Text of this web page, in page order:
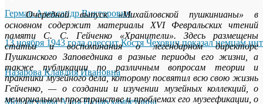
Герман Александр Викторович
13 ноября 1943 года одессит Костя Чехович показал немцам
Назарова Клавдия Ивановна
Молдагулова Алия Нурмухамбетовна
Очередной выпуск «Михайловской пушкинианы» в
основном содержит материалы XVI Февральских чтений
памяти С. С. Гейченко «Хранители». Здесь размещены
статьи и воспоминания о легендарном директоре
Пушкинского Заповедника в разные периоды его жизни, а
также публикации по различным вопросам теории и
практики музейного дела, которому посвятил всю свою жизнь
Гейченко, — о создании и изучении музейных коллекций, о
мемориальном пространстве и проблемах его музеефикации, о